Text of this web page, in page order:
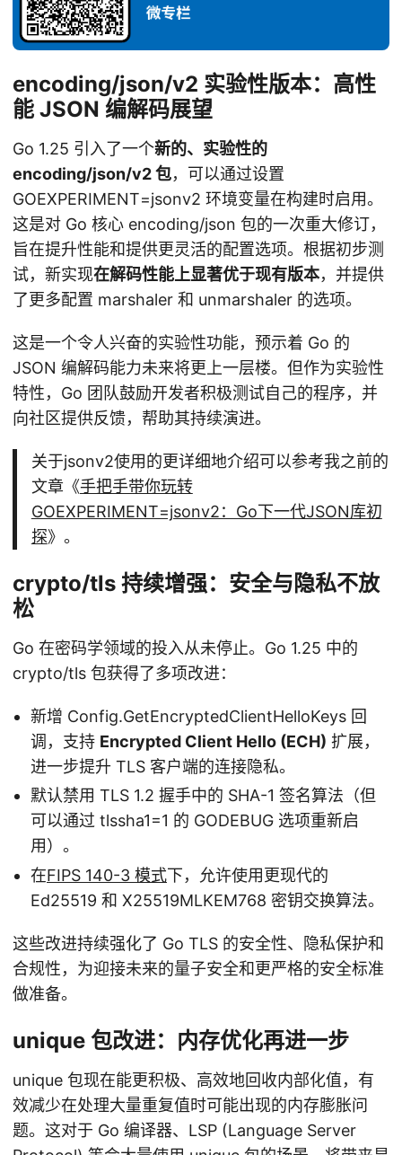
encoding/json/v2 实验性版本：高性
能 JSON 编解码展望
Go 1.25 引入了一个新的、实验性的
encoding/json/v2 包，可以通过设置
GOEXPERIMENT=jsonv2 环境变量在构建时启用。
这是对 Go 核心 encoding/json 包的一次重大修订，
旨在提升性能和提供更灵活的配置选项。根据初步测
试，新实现在解码性能上显著优于现有版本，并提供
了更多配置 marshaler 和 unmarshaler 的选项。
这是一个令人兴奋的实验性功能，预示着 Go 的
JSON 编解码能力未来将更上一层楼。但作为实验性
特性，Go 团队鼓励开发者积极测试自己的程序，并
向社区提供反馈，帮助其持续演进。
关于jsonv2使用的更详细地介绍可以参考我之前的
文章《手把手带你玩转
GOEXPERIMENT=jsonv2：Go下一代JSON库初
探》。
crypto/tls 持续增强：安全与隐私不放
松
Go 在密码学领域的投入从未停止。Go 1.25 中的
crypto/tls 包获得了多项改进：
新增 Config.GetEncryptedClientHelloKeys 回
调，支持 Encrypted Client Hello (ECH) 扩展，
进一步提升 TLS 客户端的连接隐私。
默认禁用 TLS 1.2 握手中的 SHA-1 签名算法（但
可以通过 tlssha1=1 的 GODEBUG 选项重新启
用）。
在FIPS 140-3 模式下，允许使用更现代的
Ed25519 和 X25519MLKEM768 密钥交换算法。
这些改进持续强化了 Go TLS 的安全性、隐私保护和
合规性，为迎接未来的量子安全和更严格的安全标准
做准备。
unique 包改进：内存优化再进一步
unique 包现在能更积极、高效地回收内部化值，有
效减少在处理大量重复值时可能出现的内存膨胀问
题。这对于 Go 编译器、LSP (Language Server